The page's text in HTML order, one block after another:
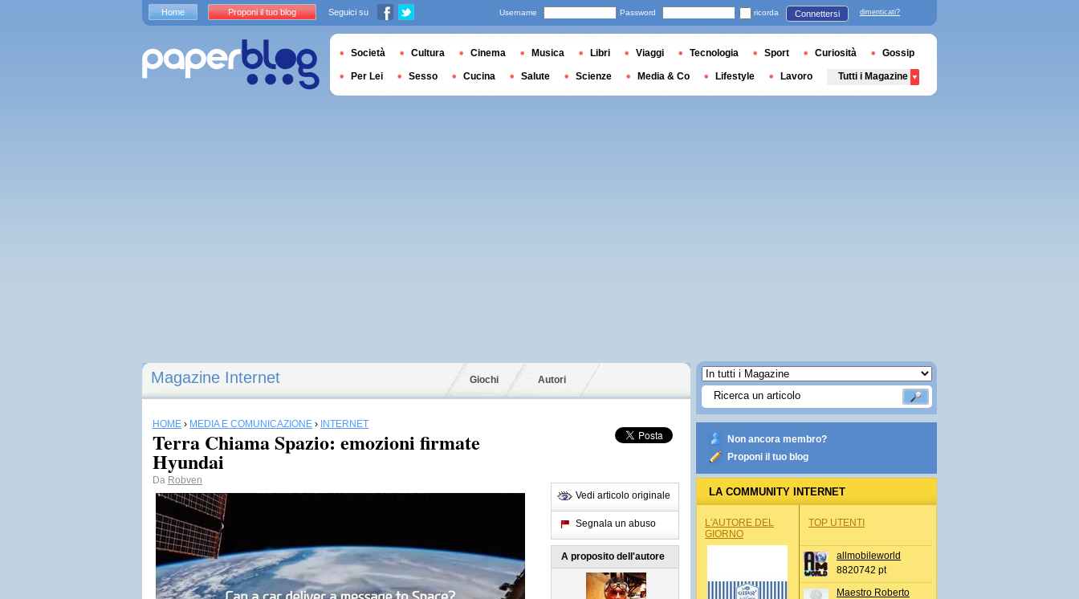
Magazine Internet Giochi Autori
HOME › MEDIA E COMUNICAZIONE › INTERNET
Terra Chiama Spazio: emozioni firmate
Hyundai
Da Robven
Vedi articolo originale
Segnala un abuso
A proposito dell'autore
Non ancora membro?
Proponi il tuo blog
LA COMMUNITY INTERNET
L'AUTORE DEL
GIORNO
TOP UTENTI
allmobileworld
8820742 pt
Maestro Roberto
Home Proponi il tuo blog Seguici su Username Password ricorda Connettersi dimenticati?
Società Cultura Cinema Musica Libri Viaggi Tecnologia Sport Curiosità Gossip
Per Lei Sesso Cucina Salute Scienze Media & Co Lifestyle Lavoro Tutti i Magazine